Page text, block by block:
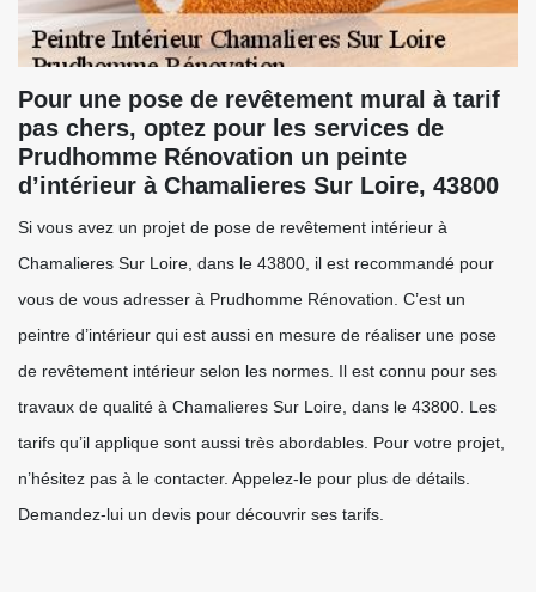
Pour une pose de revêtement mural à tarif
pas chers, optez pour les services de
Prudhomme Rénovation un peinte
d’intérieur à Chamalieres Sur Loire, 43800
Si vous avez un projet de pose de revêtement intérieur à
Chamalieres Sur Loire, dans le 43800, il est recommandé pour
vous de vous adresser à Prudhomme Rénovation. C’est un
peintre d’intérieur qui est aussi en mesure de réaliser une pose
de revêtement intérieur selon les normes. Il est connu pour ses
travaux de qualité à Chamalieres Sur Loire, dans le 43800. Les
tarifs qu’il applique sont aussi très abordables. Pour votre projet,
n’hésitez pas à le contacter. Appelez-le pour plus de détails.
Demandez-lui un devis pour découvrir ses tarifs.